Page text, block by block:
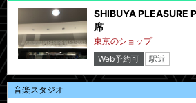
SHIBUYA PLEASURE
席
東京のショップ
Web予約可
駅近
音楽スタジオ